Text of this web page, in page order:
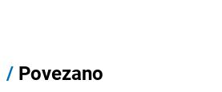
/ Povezano